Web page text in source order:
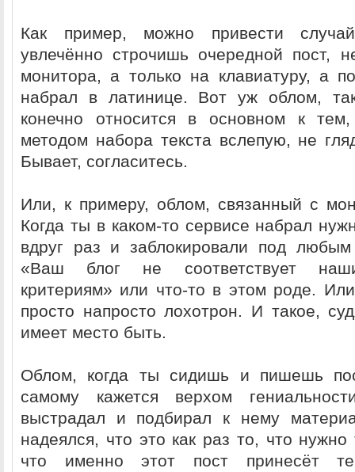
Как пример, можно привести
увлечённо строчишь очередной пост,
монитора, а только на клавиатуру, а
набрал в латинице. Вот уж облом,
конечно относится в основном к
методом набора текста вслепую, не
Бывает, согласитесь.
Или, к примеру, облом, связанный с
Когда ты в каком-то сервисе набрал
вдруг раз и заблокировали под
«Ваш блог не соответствует
критериям» или что-то в этом роде.
просто напросто лохотрон. И такое,
имеет место быть.
Облом, когда ты сидишь и пишешь
самому кажется верхом
выстрадал и подбирал к нему
надеялся, что это как раз то, что нужно
что именно этот пост принесёт